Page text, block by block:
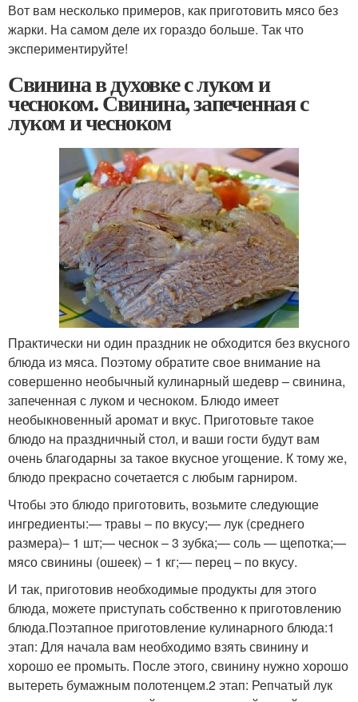
Вот вам несколько примеров, как приготовить мясо без
жарки. На самом деле их гораздо больше. Так что
экспериментируйте!
Свинина в духовке с луком и
чесноком. Свинина, запеченная с
луком и чесноком
Практически ни один праздник не обходится без вкусного
блюда из мяса. Поэтому обратите свое внимание на
совершенно необычный кулинарный шедевр – свинина,
запеченная с луком и чесноком. Блюдо имеет
необыкновенный аромат и вкус. Приготовьте такое
блюдо на праздничный стол, и ваши гости будут вам
очень благодарны за такое вкусное угощение. К тому же,
блюдо прекрасно сочетается с любым гарниром.
Чтобы это блюдо приготовить, возьмите следующие
ингредиенты:— травы – по вкусу;— лук (среднего
размера)– 1 шт;— чеснок – 3 зубка;— соль — щепотка;—
мясо свинины (ошеек) – 1 кг;— перец – по вкусу.
И так, приготовив необходимые продукты для этого
блюда, можете приступать собственно к приготовлению
блюда.Поэтапное приготовление кулинарного блюда:1
этап: Для начала вам необходимо взять свинину и
хорошо ее промыть. После этого, свинину нужно хорошо
вытереть бумажным полотенцем.2 этап: Репчатый лук